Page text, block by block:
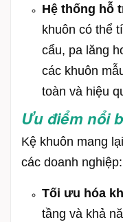
Hệ thống hỗ
khuôn có thể
cẩu, pa lăng
các khuôn
toàn và hiệu
Ưu điểm nổi
Kệ khuôn mang
các doanh nghiệp:
Tối ưu hóa
tầng và khả